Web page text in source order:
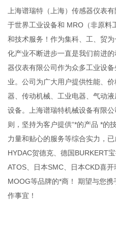
上海谱瑞特（上海）传感器仪表
于世界工业设备和 MRO（非原料
和技术服务！作为集科、工、贸
化产业不断进步一直是我们前进
器仪表有限公司作为众多工业设
业。公司为广大用户提供性能、
器、传动机械、工业电器、气动
设备。上海谱瑞特机械设备有限
则，坚持为客户提供“*的产品 *的
力量和贴心的服务等综合实力，
HYDAC贺德克、德国BURKERT
ATOS、日本SMC、日本CKD喜
MOOG等品牌的*商！ 期望与您
作事宜！